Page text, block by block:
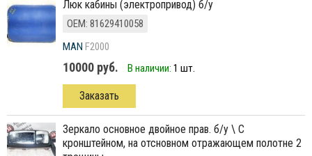
люк кабины (электропривод) б/у
ОЕМ: 81629410058
MAN F2000
10000 руб. В наличии: 1 шт.
Заказать
зеркало основное двойное прав. б/у \ С
кронштейном, на отсновном отражающем полотне 2